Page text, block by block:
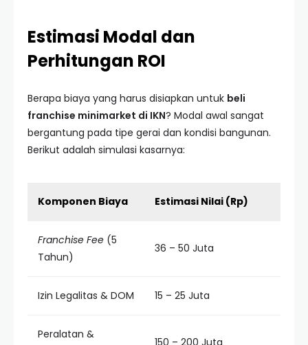
Estimasi Modal dan
Perhitungan ROI
Berapa biaya yang harus disiapkan untuk beli
franchise minimarket di IKN? Modal awal sangat
bergantung pada tipe gerai dan kondisi bangunan.
Berikut adalah simulasi kasarnya:
Komponen Biaya Estimasi Nilai (Rp)
Franchise Fee (5
Tahun)
36 – 50 Juta
Izin Legalitas & DOM 15 – 25 Juta
Peralatan &
150 – 200 Juta